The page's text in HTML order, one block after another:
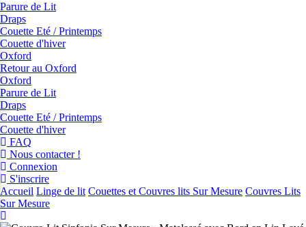
Parure de Lit
Draps
Couette Eté / Printemps
Couette d'hiver
Oxford
Retour au Oxford
Oxford
Parure de Lit
Draps
Couette Eté / Printemps
Couette d'hiver
FAQ
Nous contacter !
Connexion
S'inscrire
Accueil Linge de lit Couettes et Couvres lits Sur Mesure Couvres Lits
Sur Mesure